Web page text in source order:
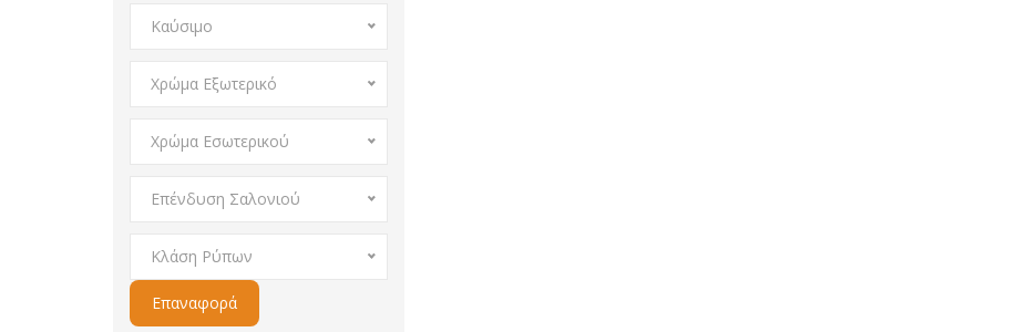
Καύσιμο
Χρώμα Εξωτερικό
Χρώμα Εσωτερικού
Επένδυση Σαλονιού
Κλάση Ρύπων
Επαναφορά